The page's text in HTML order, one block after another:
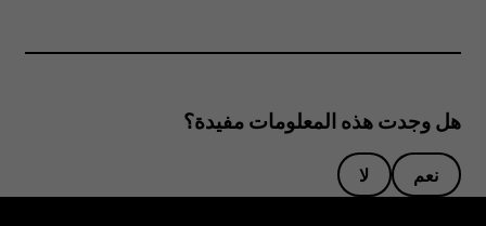
هل وجدت هذه المعلومات مفيدة؟
نعم لا